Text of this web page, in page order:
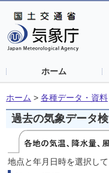
ホーム
ホーム > 各種データ・資料
過去の気象データ
地点と年月日時を選択し